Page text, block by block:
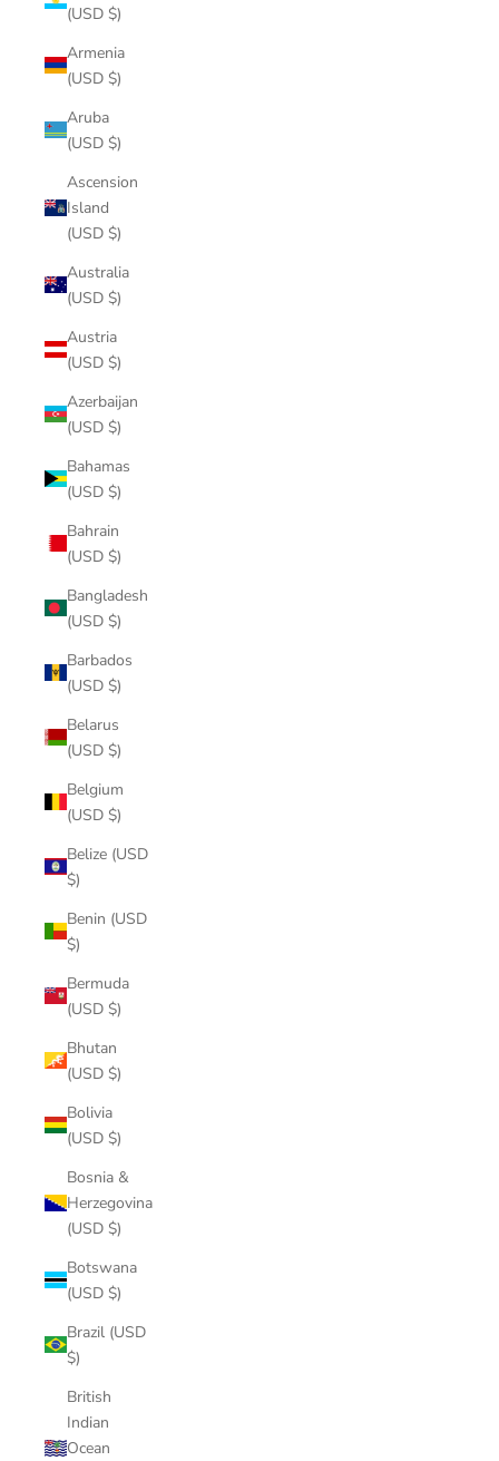
(USD $)
Armenia
(USD $)
Aruba
(USD $)
Ascension
Island
(USD $)
Australia
(USD $)
Austria
(USD $)
Azerbaijan
(USD $)
Bahamas
(USD $)
Bahrain
(USD $)
Bangladesh
(USD $)
Barbados
(USD $)
Belarus
(USD $)
Belgium
(USD $)
Belize (USD
$)
Benin (USD
$)
Bermuda
(USD $)
Bhutan
(USD $)
Bolivia
(USD $)
Bosnia &
Herzegovina
(USD $)
Botswana
(USD $)
Brazil (USD
$)
British
Indian
Ocean